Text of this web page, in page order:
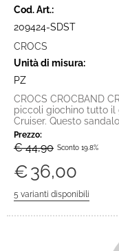
Cod. Art.:
209424-SDST
CROCS
Unità di misura:
PZ
CROCS CROCBAND
piccoli giochino tutto il
Cruiser. Questo
Prezzo:
€ 44,90 Sconto 19.8%
€36,00